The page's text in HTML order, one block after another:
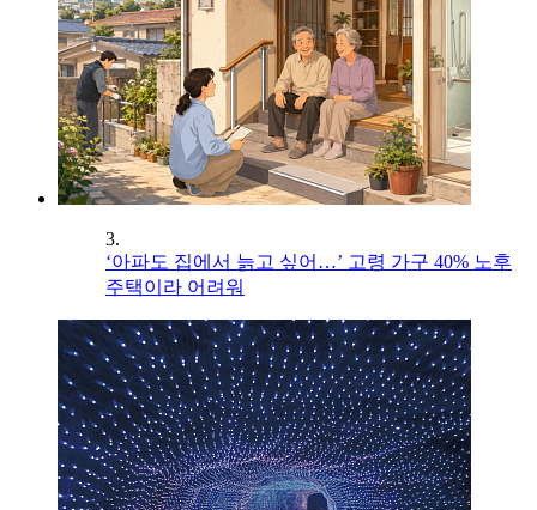
3.
‘아파도 집에서 늙고 싶어…’ 고령 가구 40% 노후
주택이라 어려워